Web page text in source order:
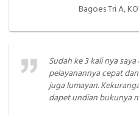
Bagoes Tri A,
Sudah ke 3 kali nya
pelayanannya cepat
juga lumayan.
dapet undian bukunya